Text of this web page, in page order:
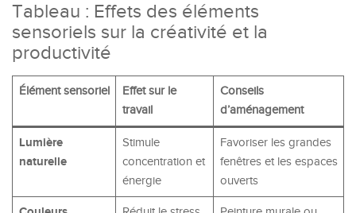
Tableau : Effets des éléments
sensoriels sur la créativité et la
productivité
Élément sensoriel
Effet sur le
travail
Conseils
d’aménagement
Lumière
naturelle
Stimule
concentration et
énergie
Favoriser les grandes
fenêtres et les espaces
ouverts